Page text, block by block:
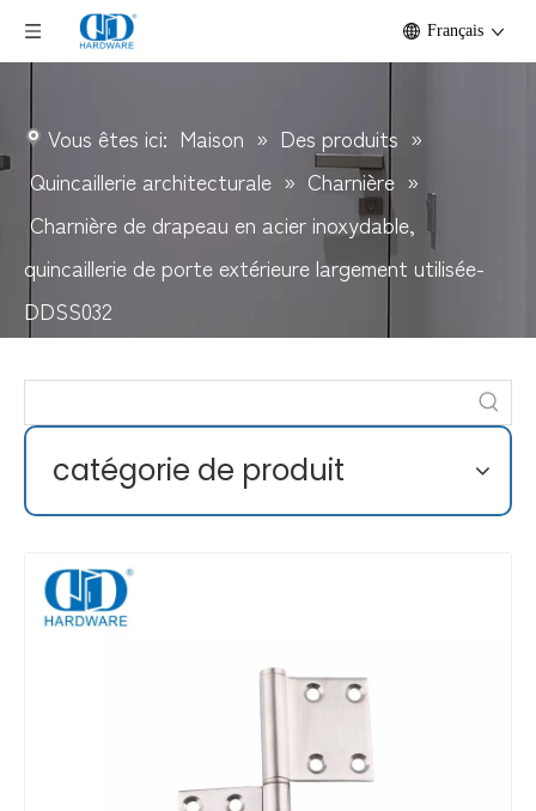
Français
Vous êtes ici: Maison » Des produits »
Quincaillerie architecturale » Charnière »
Charnière de drapeau en acier inoxydable,
quincaillerie de porte extérieure largement utilisée-
DDSS032
catégorie de produit